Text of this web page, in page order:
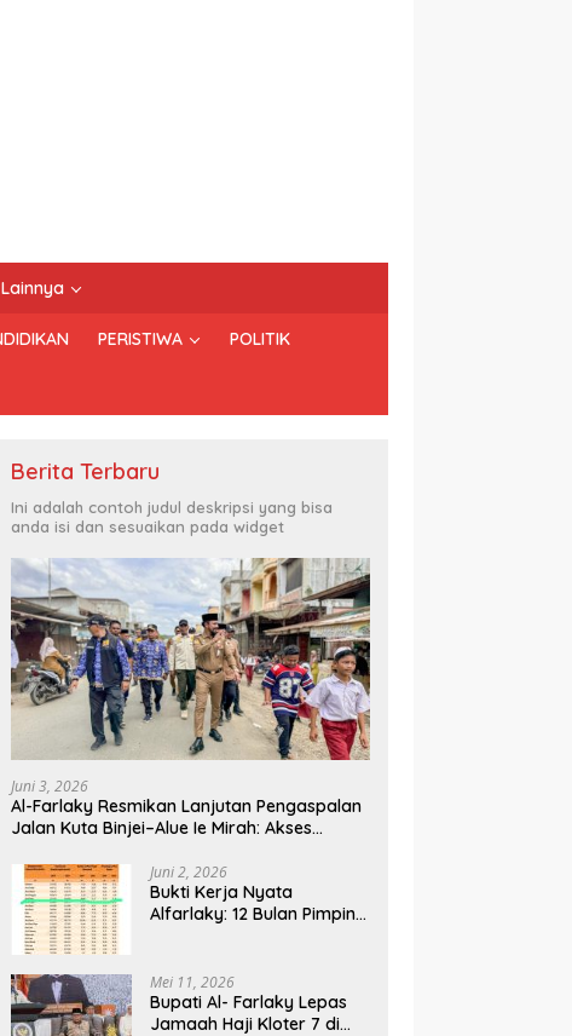
Lainnya
PERISTIWA POLITIK
Berita Terbaru
Ini adalah contoh judul deskripsi yang bisa
anda isi dan sesuaikan pada widget
Juni 3, 2026
Al-Farlaky Resmikan Lanjutan Pengaspalan
Jalan Kuta Binjei–Alue Ie Mirah: Akses
Juni 2, 2026
Bukti Kerja Nyata
Alfarlaky: 12 Bulan Pimpin,
Mei 11, 2026
Bupati Al- Farlaky Lepas
Jamaah Haji Kloter 7 di